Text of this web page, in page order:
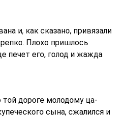
и, как сказано, привязали
Плохо пришлось
печет его, голод и жажда
той дороге молодому ца­
сына, сжалился и